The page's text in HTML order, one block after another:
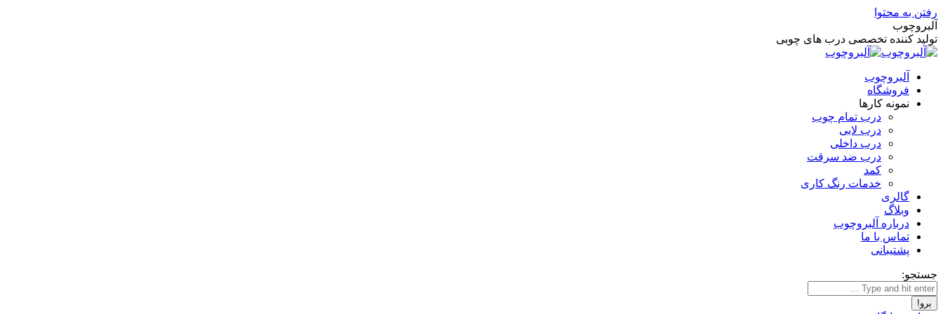
رفتن به محتوا
آلبروچوب
تولید کننده تخصصی درب های چوبی
آلبروچوب
فروشگاه
نمونه کارها
درب تمام چوب
درب لابی
درب داخلی
درب ضد سرقت
کمد
خدمات رنگ کاری
گالری
وبلاگ
درباره آلبروچوب
تماس با ما
پشتیبانی
جستجو: